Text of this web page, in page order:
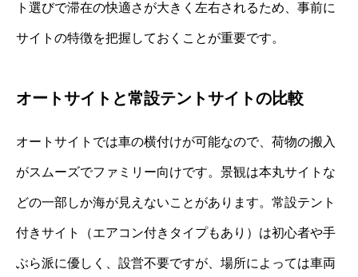
ト選びで滞在の快適さが大きく左右されるため、事前に
サイトの特徴を把握しておくことが重要です。
オートサイトと常設テントサイトの比較
オートサイトでは車の横付けが可能なので、荷物の搬入
がスムーズでファミリー向けです。景観は本丸サイトな
どの一部しか海が見えないことがあります。常設テント
付きサイト（エアコン付きタイプもあり）は初心者や手
ぶら派に優しく、設営不要ですが、場所によっては車両